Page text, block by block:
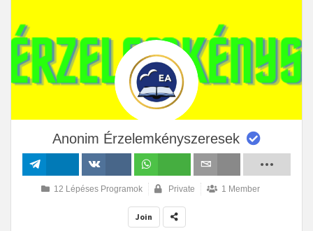
Anonim Érzelemkényszeresek
Megosztás
Megosztás
Megosztás Email
12 Lépéses Programok Private 1 Member
Join